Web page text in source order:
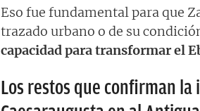
Eso fue fundamental para que
trazado urbano o de su
capacidad para transformar el
Los restos que confirman